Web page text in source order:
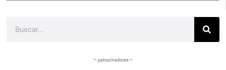
– patrocinadores –